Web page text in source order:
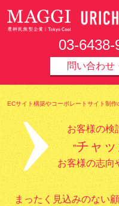
URICHAN
03-6438-
問い合わせ
ECサイト構築やコーポレートサイト制作
お客様の検
”チャッ
お客様の志向
まったく見込みのない